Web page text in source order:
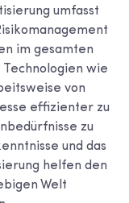
umfasst
im gesamten
Technologien wie
von
effizienter zu
zu
und das
helfen den
Welt